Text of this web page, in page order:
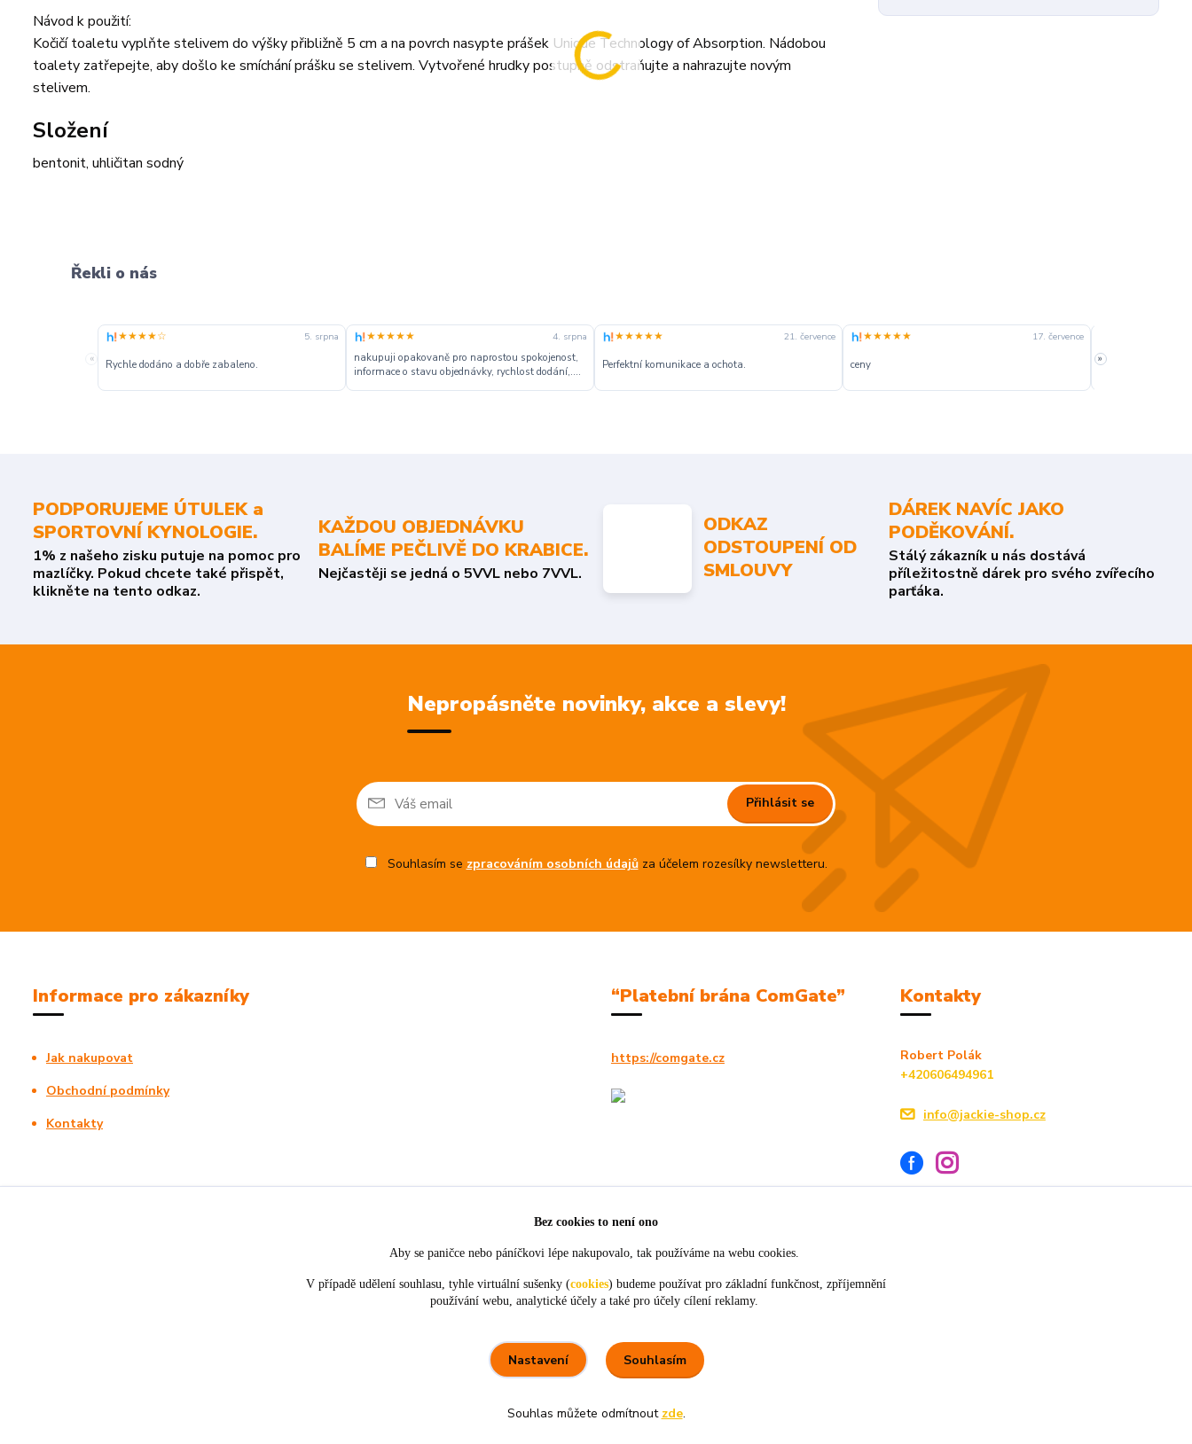
Návod k použití:
Kočičí toaletu vyplňte stelivem do výšky přibližně 5 cm a na povrch nasypte prášek Unique Technology of Absorption. Nádobou
toalety zatřepejte, aby došlo ke smíchání prášku se stelivem. Vytvořené hrudky postupně odstraňujte a nahrazujte novým
stelivem.
Složení
bentonit, uhličitan sodný
Řekli o nás
«
★★★★☆ 5. srpna
Rychle dodáno a dobře zabaleno.
★★★★★ 4. srpna
nakupuji opakovaně pro naprostou spokojenost,
informace o stavu objednávky, rychlost dodání,....
★★★★★ 21. července
Perfektní komunikace a ochota.
★★★★★ 17. července
ceny
slušná rychlost
»
PODPORUJEME ÚTULEK a
SPORTOVNÍ KYNOLOGIE.
1% z našeho zisku putuje na pomoc pro
mazlíčky. Pokud chcete také přispět,
klikněte na tento odkaz.
KAŽDOU OBJEDNÁVKU
BALÍME PEČLIVĚ DO KRABICE.
Nejčastěji se jedná o 5VVL nebo 7VVL.
ODKAZ
ODSTOUPENÍ OD
SMLOUVY
DÁREK NAVÍC JAKO
PODĚKOVÁNÍ.
Stálý zákazník u nás dostává
příležitostně dárek pro svého zvířecího
parťáka.
Nepropásněte novinky, akce a slevy!
Přihlásit se
Souhlasím se zpracováním osobních údajůza účelem rozesílky newsletteru.
Informace pro zákazníky
Jak nakupovat
Obchodní podmínky
Kontakty
“Platební brána ComGate”
https://comgate.cz
Kontakty
Robert Polák
+420606494961
info@jackie-shop.cz
Bez cookies to není ono
Aby se paničce nebo páníčkovi lépe nakupovalo, tak používáme na webu cookies.
V případě udělení souhlasu, tyhle virtuální sušenky (cookies) budeme používat pro základní funkčnost, zpříjemnění
používání webu, analytické účely a také pro účely cílení reklamy.
Nastavení Souhlasím
Souhlas můžete odmítnout zde.
Perfektní komunikace a ochota. ceny